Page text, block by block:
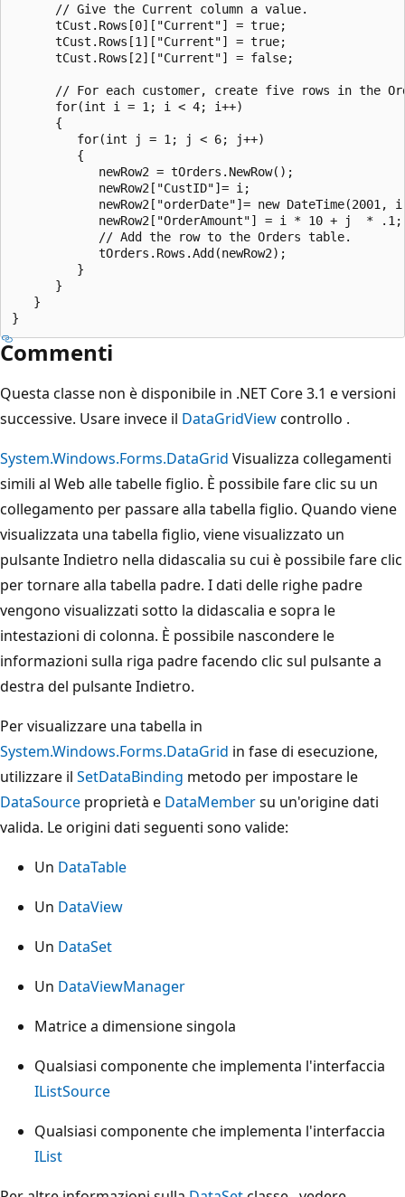
      // Give the Current column a value.
      tCust.Rows[0]["Current"] = true;
      tCust.Rows[1]["Current"] = true;
      tCust.Rows[2]["Current"] = false;
// For each customer, create five rows in the
      for(int i = 1; i < 4; i++)
      {
         for(int j = 1; j < 6; j++)
         {
            newRow2 = tOrders.NewRow();
            newRow2["CustID"]= i;
newRow2["orderDate"]= new DateTime(2001,
            newRow2["OrderAmount"] = i * 10 + j  * .1;
            // Add the row to the Orders table.
            tOrders.Rows.Add(newRow2);
         }
      }
   }
Commenti
Questa classe non è disponibile in .NET Core 3.1 e versioni
successive. Usare invece il DataGridViewcontrollo .
System.Windows.Forms.DataGrid Visualizza collegamenti
simili al Web alle tabelle figlio. È possibile fare clic su un
collegamento per passare alla tabella figlio. Quando viene
visualizzata una tabella figlio, viene visualizzato un
pulsante Indietro nella didascalia su cui è possibile fare clic
per tornare alla tabella padre. I dati delle righe padre
vengono visualizzati sotto la didascalia e sopra le
intestazioni di colonna. È possibile nascondere le
informazioni sulla riga padre facendo clic sul pulsante a
destra del pulsante Indietro.
Per visualizzare una tabella in
System.Windows.Forms.DataGrid in fase di esecuzione,
utilizzare il SetDataBinding metodo per impostare le
DataSource proprietà e DataMembersu un'origine dati
valida. Le origini dati seguenti sono valide:
Un DataTable
Un DataView
Un DataSet
Un DataViewManager
Matrice a dimensione singola
Qualsiasi componente che implementa l'interfaccia
IListSource
Qualsiasi componente che implementa l'interfaccia
IList